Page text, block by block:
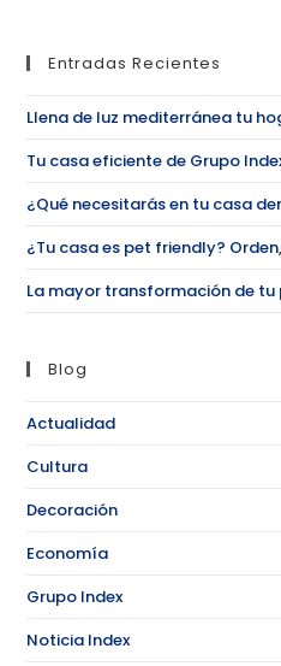
Entradas Recientes
Llena de luz mediterránea tu
Tu casa eficiente de Grupo
¿Qué necesitarás en tu casa
¿Tu casa es pet friendly?
La mayor transformación de tu
Blog
Actualidad
Cultura
Decoración
Economía
Grupo Index
Noticia Index